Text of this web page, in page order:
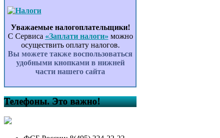
Уважаемые налогоплательщики!
С Сервиса «Заплати налоги» можно
осуществить оплату налогов.
Вы можете также воспользоваться
удобными кнопками в нижней
части нашего сайта
Телефоны. Это важно!